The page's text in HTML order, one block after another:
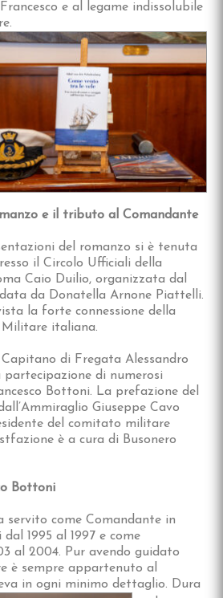
e al legame indissolubile
e il tributo al Comandante
del romanzo si è tenuta
il Circolo Ufficiali della
Caio Duilio, organizzata dal
da Donatella Arnone Piattelli.
la forte connessione della
italiana.
di Fregata Alessandro
partecipazione di numerosi
Bottoni. La prefazione del
Giuseppe Cavo
del comitato militare
è a cura di Busonero
Bottoni
servito come Comandante in
dal 1995 al 1997 e come
al 2004. Pur avendo guidato
è sempre appartenuto al
in ogni minimo dettaglio. Dura